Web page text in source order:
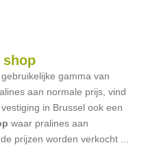
shop
gamma van
aan normale prijs, vind
in Brussel ook een
waar pralines aan
prijzen worden verkocht ...